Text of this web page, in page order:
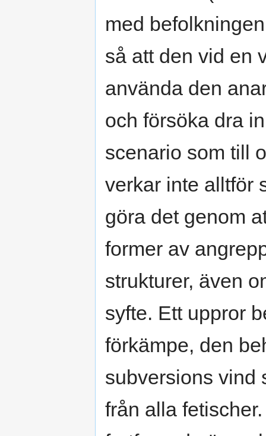
med
så att den vid en
använda den
och försöka dra
scenario som till
verkar inte alltför
göra det genom
former av
strukturer, även
syfte. Ett uppror
förkämpe, den
subversions vind
från alla